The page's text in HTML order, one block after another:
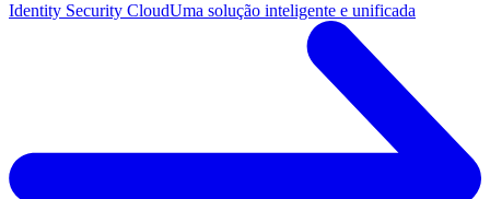
Identity Security CloudUma solução inteligente e unificada